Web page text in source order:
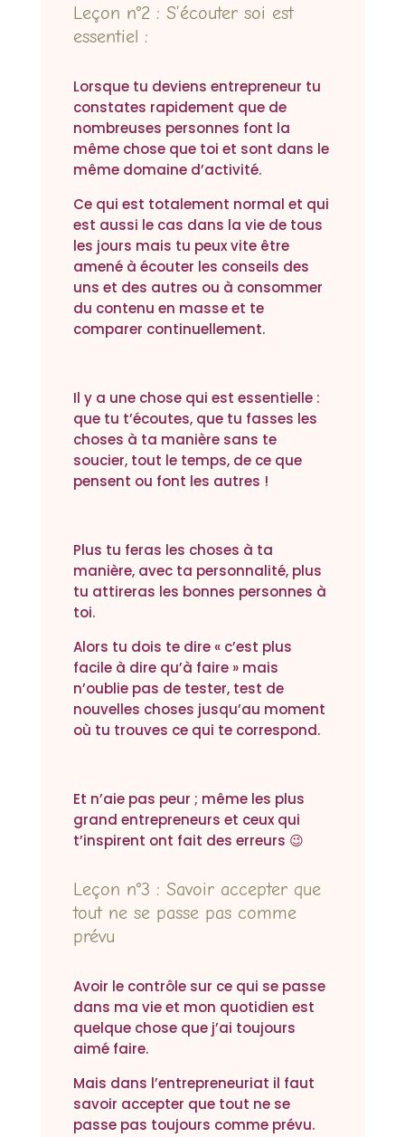
Leçon n°2 : S’écouter soi est
essentiel :
Lorsque tu deviens entrepreneur tu
constates rapidement que de
nombreuses personnes font la
même chose que toi et sont dans le
même domaine d’activité.
Ce qui est totalement normal et qui
est aussi le cas dans la vie de tous
les jours mais tu peux vite être
amené à écouter les conseils des
uns et des autres ou à consommer
du contenu en masse et te
comparer continuellement.
Il y a une chose qui est essentielle :
que tu t’écoutes, que tu fasses les
choses à ta manière sans te
soucier, tout le temps, de ce que
pensent ou font les autres !
Plus tu feras les choses à ta
manière, avec ta personnalité, plus
tu attireras les bonnes personnes à
toi.
Alors tu dois te dire « c’est plus
facile à dire qu’à faire » mais
n’oublie pas de tester, test de
nouvelles choses jusqu’au moment
où tu trouves ce qui te correspond.
Et n’aie pas peur ; même les plus
grand entrepreneurs et ceux qui
t’inspirent ont fait des erreurs 😉
Leçon n°3 : Savoir accepter que
tout ne se passe pas comme
prévu
Avoir le contrôle sur ce qui se passe
dans ma vie et mon quotidien est
quelque chose que j’ai toujours
aimé faire.
Mais dans l’entrepreneuriat il faut
savoir accepter que tout ne se
passe pas toujours comme prévu.